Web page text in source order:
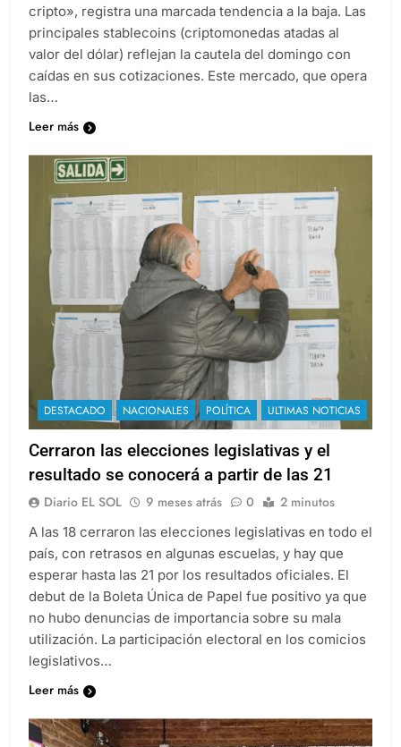
cripto», registra una marcada tendencia a la baja. Las
principales stablecoins (criptomonedas atadas al
valor del dólar) reflejan la cautela del domingo con
caídas en sus cotizaciones. Este mercado, que opera
las…
Leer más
DESTACADO NACIONALES POLÍTICA ULTIMAS NOTICIAS
Cerraron las elecciones legislativas y el
resultado se conocerá a partir de las 21
Diario EL SOL 9 meses atrás 0 2 minutos
A las 18 cerraron las elecciones legislativas en todo el
país, con retrasos en algunas escuelas, y hay que
esperar hasta las 21 por los resultados oficiales. El
debut de la Boleta Única de Papel fue positivo ya que
no hubo denuncias de importancia sobre su mala
utilización. La participación electoral en los comicios
legislativos…
Leer más